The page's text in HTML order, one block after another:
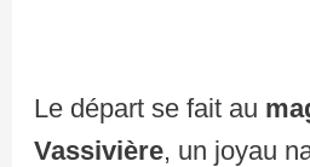
Le départ se fait au
Vassivière, un joyau